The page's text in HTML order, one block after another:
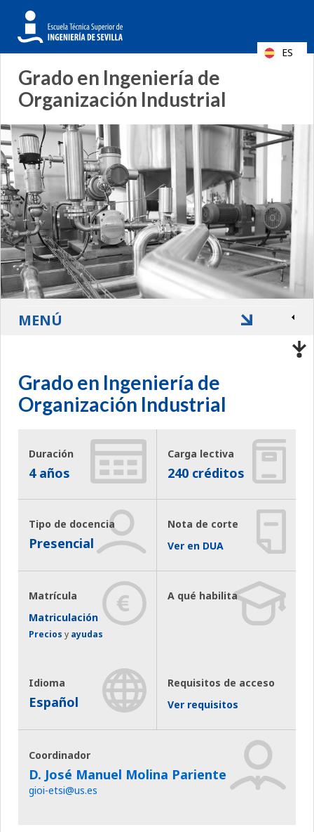
Formulario
de
búsqueda
Search
Grado en Ingeniería de
Organización Industrial
Grado en Ingeniería de
Organización Industrial
Duración
4 años
Carga lectiva
240 créditos
Tipo de docencia
Presencial
Nota de corte
Ver en DUA
Matrícula
Matriculación
Precios y ayudas
A qué habilita
Idioma
Español
Requisitos de acceso
Ver requisitos
Coordinador
D. José Manuel Molina Pariente
gioi-etsi@us.es
MENÚ
ES